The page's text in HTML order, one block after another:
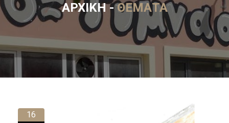
ΑΡΧΙΚΉ-ΘΈΜΑΤΑ
16